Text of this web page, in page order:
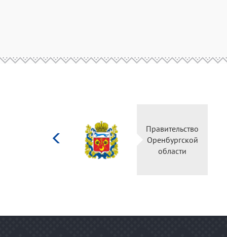
Министерство
культуры
Российской
федерации